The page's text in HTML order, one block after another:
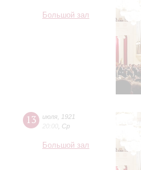
Большой зал
13 июля
1921
20:00 Ср
Большой зал